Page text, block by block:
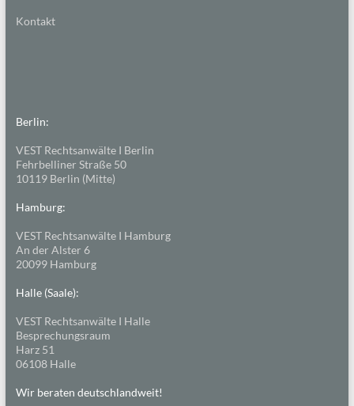
Kontakt
Berlin:
VEST Rechtsanwälte I Berlin
Fehrbelliner Straße 50
10119 Berlin (Mitte)
Hamburg:
VEST Rechtsanwälte I Hamburg
An der Alster 6
20099 Hamburg
Halle (Saale):
VEST Rechtsanwälte I Halle
Besprechungsraum
Harz 51
06108 Halle
Wir beraten deutschlandweit!